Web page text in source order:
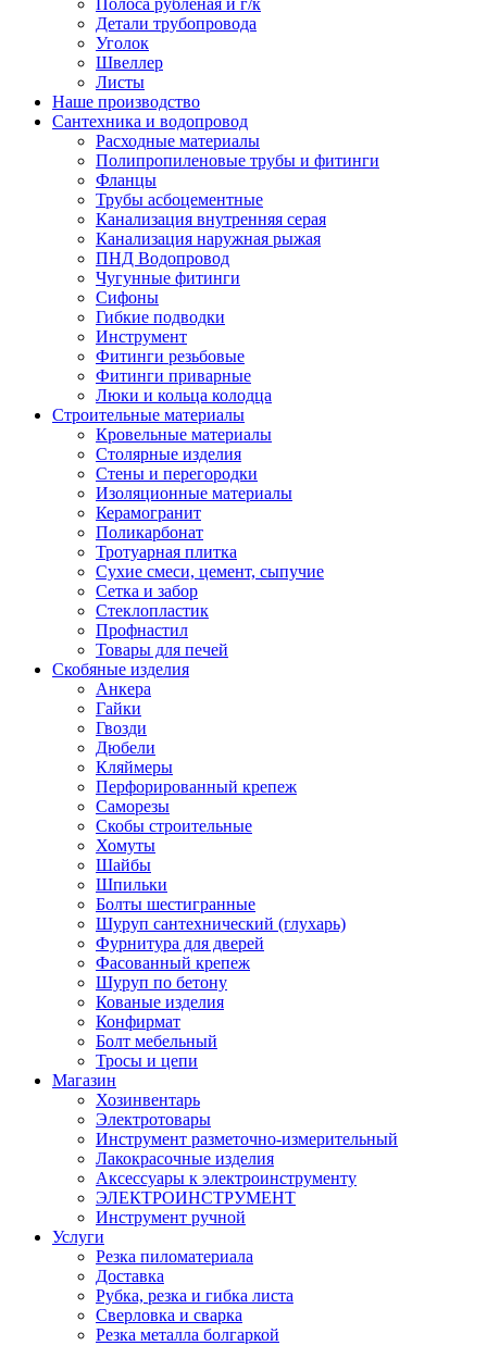
Полоса рубленая и г/к
Детали трубопровода
Уголок
Швеллер
Листы
Наше производство
Сантехника и водопровод
Расходные материалы
Полипропиленовые трубы и фитинги
Фланцы
Трубы асбоцементные
Канализация внутренняя серая
Канализация наружная рыжая
ПНД Водопровод
Чугунные фитинги
Сифоны
Гибкие подводки
Инструмент
Фитинги резьбовые
Фитинги приварные
Люки и кольца колодца
Строительные материалы
Кровельные материалы
Столярные изделия
Стены и перегородки
Изоляционные материалы
Керамогранит
Поликарбонат
Тротуарная плитка
Сухие смеси, цемент, сыпучие
Сетка и забор
Стеклопластик
Профнастил
Товары для печей
Скобяные изделия
Анкера
Гайки
Гвозди
Дюбели
Кляймеры
Перфорированный крепеж
Саморезы
Скобы строительные
Хомуты
Шайбы
Шпильки
Болты шестигранные
Шуруп сантехнический (глухарь)
Фурнитура для дверей
Фасованный крепеж
Шуруп по бетону
Кованые изделия
Конфирмат
Болт мебельный
Тросы и цепи
Магазин
Хозинвентарь
Электротовары
Инструмент разметочно-измерительный
Лакокрасочные изделия
Аксессуары к электроинструменту
ЭЛЕКТРОИНСТРУМЕНТ
Инструмент ручной
Услуги
Резка пиломатериала
Доставка
Рубка, резка и гибка листа
Сверловка и сварка
Резка металла болгаркой